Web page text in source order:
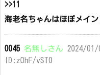
>>11
海老名ちゃんはほぼメイ
0045 名無しさん 2024/
ID:zOhF/vST0